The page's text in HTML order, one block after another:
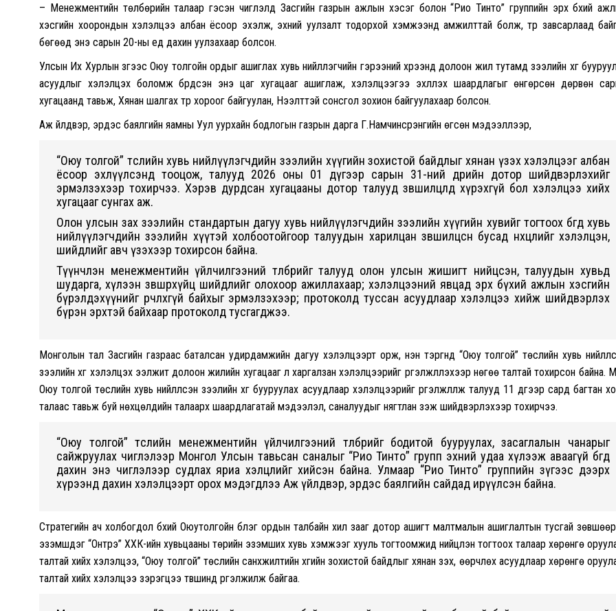
– Менежментийн төлбөрийн талаар гэсэн чиглэлд Засгийн газрын ажлын хэсэг болон “Рио Тинто” группийн эрх бүхий
хэсгийн хоорондын хэлэлцээ албан ёсоор эхэлж, эхний уулзалт тодорхой хэмжээнд амжилттай болж, түр завсарлаад
бөгөөд энэ сарын 20-ны үед дахин уулзахаар болсон.
Улсын Их Хурлын зүгээс Оюу толгойн ордыг ашиглах хувь нийлүүлэгчийн гэрээний хүрээнд долоон жил тутамд зээлийн хүүг
асуудлыг хэлэлцэх боломж бүрдсэн энэ цаг хугацааг ашиглаж, хэлэлцээгээ эхлүүлэх шаардлагыг өнгөрсөн дөрвөн
хугацаанд тавьж, Хянан шалгах түр хороог байгуулан, Нээлттэй сонсгол зохион байгуулахаар болсон.
Аж үйлдвэр, эрдэс баялгийн яамны Уул уурхайн бодлогын газрын дарга Г.Намчинсүрэнгийн өгсөн мэдээллээр,
“Оюу толгой” төслийн хувь нийлүүлэгчдийн зээлийн хүүгийн зохистой байдлыг хянан үзэх хэлэлцээг албан
ёсоор эхлүүлсэнд тооцож, талууд 2026 оны 01 дүгээр сарын 31-ний өдрийн дотор шийдвэрлэхийг
эрмэлзэхээр тохирчээ. Хэрэв дурдсан хугацааны дотор талууд зөвшилцөлд хүрэхгүй бол хэлэлцээ хийх
хугацааг сунгах аж.
Олон улсын зах зээлийн стандартын дагуу хувь нийлүүлэгчдийн зээлийн хүүгийн хувийг тогтоох бөгөөд хувь
нийлүүлэгчдийн зээлийн хүүтэй холбоотойгоор талуудын харилцан зөвшилцсөн бусад нөхцөлийг хэлэлцэн,
шийдлийг авч үзэхээр тохирсон байна.
Түүнчлэн менежментийн үйлчилгээний төлбөрийг талууд олон улсын жишигт нийцсэн, талуудын хувьд
шударга, хүлээн зөвшөөрөхүйц шийдлийг олохоор ажиллахаар; хэлэлцээний явцад эрх бүхий ажлын хэсгийн
бүрэлдэхүүнийг өөрчлөхгүй байхыг эрмэлзэхээр; протоколд туссан асуудлаар хэлэлцээ хийж шийдвэрлэх
бүрэн эрхтэй байхаар протоколд тусгагджээ.
Монголын тал Засгийн газраас баталсан удирдамжийн дагуу хэлэлцээрт орж, нэн тэргүүнд “Оюу толгой” төслийн хувь
зээлийн хүүг хэлэлцэх ээлжит долоон жилийн хугацааг үл харгалзан хэлэлцээрийг үргэлжлүүлэхээр нөгөө талтай тохирсон байна.
Оюу толгой төслийн хувь нийлүүлсэн зээлийн хүүг бууруулах асуудлаар хэлэлцээрийг үргэлжлүүлж талууд 11 дүгээр сард багтан
талаас тавьж буй нөхцөлүүдийн талаарх шаардлагатай мэдээлэл, саналуудыг нягтлан үзэж шийдвэрлэхээр тохирчээ.
“Оюу толгой” төслийн менежментийн үйлчилгээний төлбөрийг бодитой бууруулах, засаглалын чанарыг
сайжруулах чиглэлээр Монгол Улсын тавьсан саналыг “Рио Тинто” групп эхний удаа хүлээж аваагүй бөгөөд
дахин энэ чиглэлээр судлах яриа хэлцлийг хийсэн байна. Улмаар “Рио Тинто” группийн зүгээс дээрх
хүрээнд дахин хэлэлцээрт орох мэдэгдлээ Аж үйлдвэр, эрдэс баялгийн сайдад ирүүлсэн байна.
Стратегийн ач холбогдол бүхий Оюутолгойн бүлэг ордын талбайн хил зааг дотор ашигт малтмалын ашиглалтын тусгай
эзэмшдэг “Онтрэ” ХХК-ийн хувьцааны төрийн эзэмших хувь хэмжээг хууль тогтоомжид нийцүүлэн тогтоох талаар хөрөнгө
талтай хийх хэлэлцээ, “Оюу толгой” төслийн санхүүжилтийн хүүгийн зохистой байдлыг хянан үзэх, өөрчлөх асуудлаар хөрөнгө
талтай хийх хэлэлцээ зэрэгцээ түвшинд үргэлжилж байгаа.